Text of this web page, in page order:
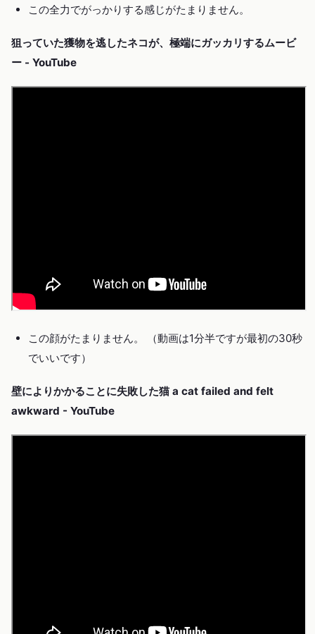
この全力でがっかりする感じがたまりません。
狙っていた獲物を逃したネコが、極端にガッカリするムービ
ー - YouTube
この顔がたまりません。 （動画は1分半ですが最初の30秒
でいいです）
壁によりかかることに失敗した猫 a cat failed and felt
awkward - YouTube